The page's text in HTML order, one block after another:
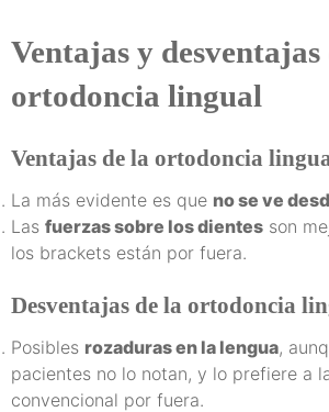
Ventajas y desventajas
ortodoncia lingual
Ventajas de la ortodoncia
La más evidente es que no se ve
Las fuerzas sobre los dientes son
los brackets están por fuera.
Desventajas de la ortodoncia
Posibles rozaduras en la lengua,
pacientes no lo notan, y lo prefiere a
convencional por fuera.